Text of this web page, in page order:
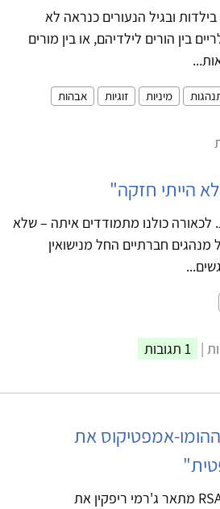
בילדות ובגיל הנעורים כנראה לא
בין הורים לילדיהם, או בין מורים
מיניות זוגיות אבהות
הייתי חזקה"
לכאורה כולנו מתמודדים איתה – שלא
חברתיים החל מנישואין
1 תגובות
אמפטיקוס את
בהרצאה המאויירות של RSA מתאר ג'רמי ריפקין את